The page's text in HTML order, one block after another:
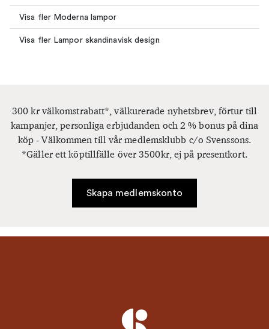
Visa fler Moderna lampor
Visa fler Lampor skandinavisk design
300 kr välkomstrabatt*, välkurerade nyhetsbrev, förtur till
kampanjer, personliga erbjudanden och 2 % bonus på dina
köp - Välkommen till vår medlemsklubb c/o Svenssons.
*Gäller ett köptillfälle över 3500kr, ej på presentkort.
Skapa medlemskonto